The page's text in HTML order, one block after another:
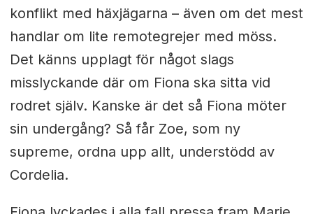
konflikt med häxjägarna – även om det mest
handlar om lite remotegrejer med möss.
Det känns upplagt för något slags
misslyckande där om Fiona ska sitta vid
rodret själv. Kanske är det så Fiona möter
sin undergång? Så får Zoe, som ny
supreme, ordna upp allt, understödd av
Cordelia.